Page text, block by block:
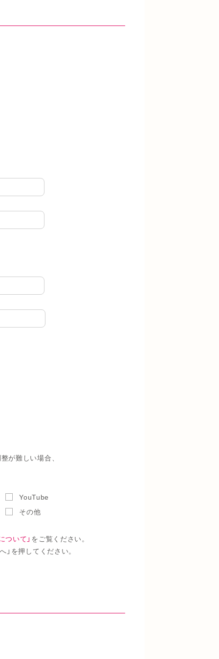
が難しい場合、
YouTube
その他
ついて」 をご覧ください。
」を押してください。